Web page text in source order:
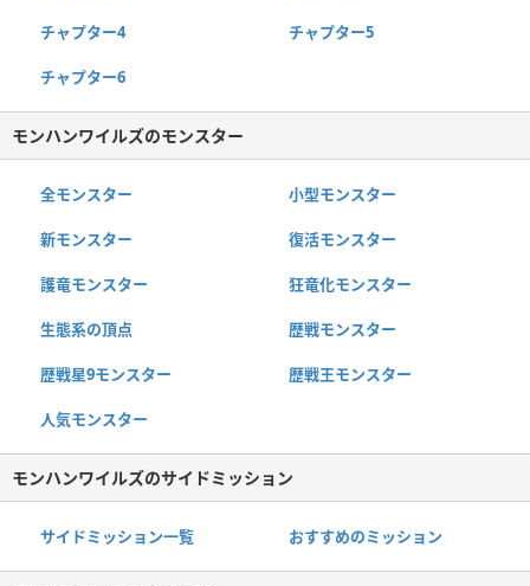
チャプター4 チャプター5
チャプター6
モンハンワイルズのモンスター
全モンスター 小型モンスター
新モンスター 復活モンスター
護竜モンスター 狂竜化モンスター
生態系の頂点 歴戦モンスター
歴戦星9モンスター 歴戦王モンスター
人気モンスター
モンハンワイルズのサイドミッション
サイドミッション一覧 おすすめのミッション